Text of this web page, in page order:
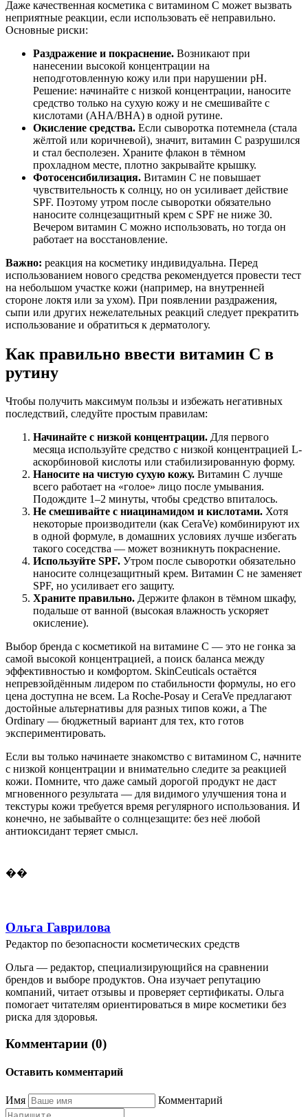
Даже качественная косметика с витамином С может вызвать
неприятные реакции, если использовать её неправильно.
Основные риски:
Раздражение и покраснение. Возникают при
нанесении высокой концентрации на
неподготовленную кожу или при нарушении pH.
Решение: начинайте с низкой концентрации, наносите
средство только на сухую кожу и не смешивайте с
кислотами (AHA/BHA) в одной рутине.
Окисление средства. Если сыворотка потемнела (стала
жёлтой или коричневой), значит, витамин С разрушился
и стал бесполезен. Храните флакон в тёмном
прохладном месте, плотно закрывайте крышку.
Фотосенсибилизация. Витамин С не повышает
чувствительность к солнцу, но он усиливает действие
SPF. Поэтому утром после сыворотки обязательно
наносите солнцезащитный крем с SPF не ниже 30.
Вечером витамин С можно использовать, но тогда он
работает на восстановление.
Важно: реакция на косметику индивидуальна. Перед
использованием нового средства рекомендуется провести тест
на небольшом участке кожи (например, на внутренней
стороне локтя или за ухом). При появлении раздражения,
сыпи или других нежелательных реакций следует прекратить
использование и обратиться к дерматологу.
Как правильно ввести витамин С в
рутину
Чтобы получить максимум пользы и избежать негативных
последствий, следуйте простым правилам:
Начинайте с низкой концентрации. Для первого
месяца используйте средство с низкой концентрацией L-
аскорбиновой кислоты или стабилизированную форму.
Наносите на чистую сухую кожу. Витамин С лучше
всего работает на «голое» лицо после умывания.
Подождите 1–2 минуты, чтобы средство впиталось.
Не смешивайте с ниацинамидом и кислотами. Хотя
некоторые производители (как CeraVe) комбинируют их
в одной формуле, в домашних условиях лучше избегать
такого соседства — может возникнуть покраснение.
Используйте SPF. Утром после сыворотки обязательно
наносите солнцезащитный крем. Витамин С не заменяет
SPF, но усиливает его защиту.
Храните правильно. Держите флакон в тёмном шкафу,
подальше от ванной (высокая влажность ускоряет
окисление).
Выбор бренда с косметикой на витамине С — это не гонка за
самой высокой концентрацией, а поиск баланса между
эффективностью и комфортом. SkinCeuticals остаётся
непревзойдённым лидером по стабильности формулы, но его
цена доступна не всем. La Roche-Posay и CeraVe предлагают
достойные альтернативы для разных типов кожи, а The
Ordinary — бюджетный вариант для тех, кто готов
экспериментировать.
Если вы только начинаете знакомство с витамином С, начните
с низкой концентрации и внимательно следите за реакцией
кожи. Помните, что даже самый дорогой продукт не даст
мгновенного результата — для видимого улучшения тона и
текстуры кожи требуется время регулярного использования. И
конечно, не забывайте о солнцезащите: без неё любой
антиоксидант теряет смысл.
��
Ольга Гаврилова
Редактор по безопасности косметических средств
Ольга — редактор, специализирующийся на сравнении
брендов и выборе продуктов. Она изучает репутацию
компаний, читает отзывы и проверяет сертификаты. Ольга
помогает читателям ориентироваться в мире косметики без
риска для здоровья.
Комментарии (0)
Оставить комментарий
Имя Комментарий